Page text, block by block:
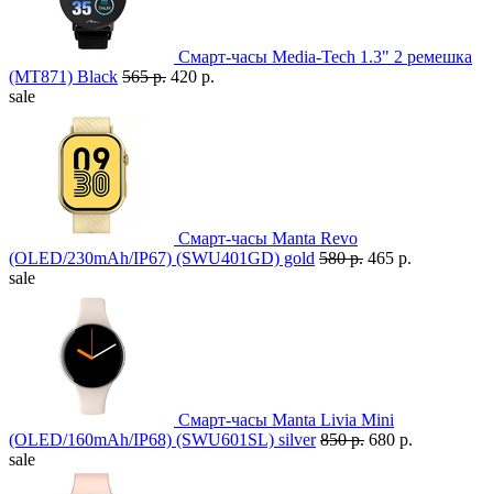
Смарт-часы Media-Tech 1.3" 2 ремешка
(MT871) Black 565 р. 420 р.
sale
Смарт-часы Manta Revo
(OLED/230mAh/IP67) (SWU401GD) gold 580 р. 465 р.
sale
Смарт-часы Manta Livia Mini
(OLED/160mAh/IP68) (SWU601SL) silver 850 р. 680 р.
sale